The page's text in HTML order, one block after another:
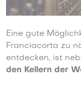
Eine gute
Franciacorta zu
entdecken, ist
den Kellern der